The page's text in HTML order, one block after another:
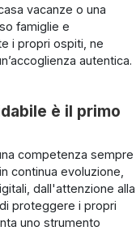
vacanze o una
famiglie e
i propri ospiti, ne
autentica.
è il primo
competenza sempre
continua evoluzione,
dall'attenzione alla
proteggere i propri
uno strumento